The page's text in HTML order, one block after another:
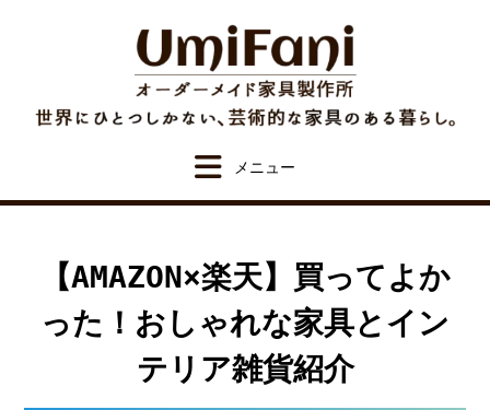
【AMAZON×楽天】買ってよか
った！おしゃれな家具とイン
テリア雑貨紹介